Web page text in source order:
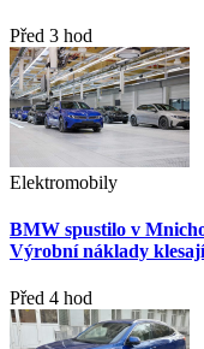
Před 3 hod
Elektromobily
BMW spustilo v
Výrobní náklady
Před 4 hod